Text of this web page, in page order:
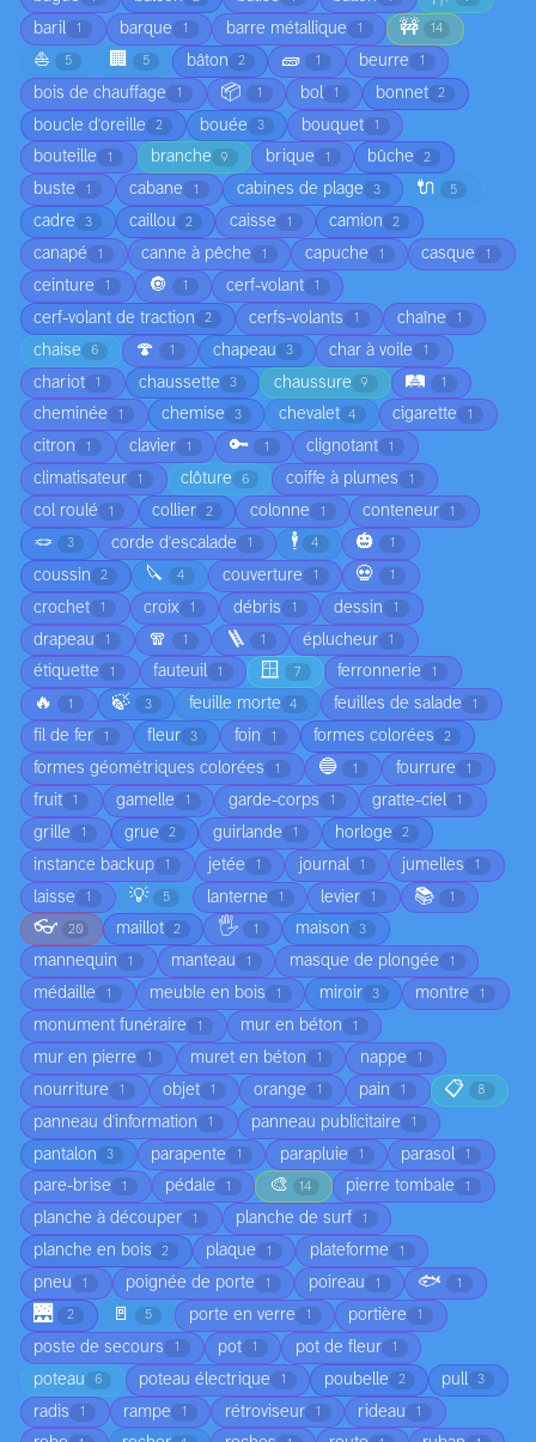
baril 1 barque 1 barre métallique 1 🚧 14
⛵ 5 🏢 5 bâton 2 🧱 1 beurre 1
bois de chauffage 1 📦 1 bol 1 bonnet 2
boucle d'oreille 2 bouée 3 bouquet 1
bouteille 1 branche 9 brique 1 bûche 2
buste 1 cabane 1 cabines de plage 3 🔌 5
cadre 3 caillou 2 caisse 1 camion 2
canapé 1 canne à pêche 1 capuche 1 casque 1
ceinture 1 🔘 1 cerf-volant 1
cerf-volant de traction 2 cerfs-volants 1 chaîne 1
chaise 6 🍄 1 chapeau 3 char à voile 1
chariot 1 chaussette 3 chaussure 9 🛤️ 1
cheminée 1 chemise 3 chevalet 4 cigarette 1
citron 1 clavier 1 🔑 1 clignotant 1
climatisateur 1 clôture 6 coiffe à plumes 1
col roulé 1 collier 2 colonne 1 conteneur 1
🪢 3 corde d'escalade 1 🕴️ 4 🎃 1
coussin 2 🔪 4 couverture 1 💀 1
crochet 1 croix 1 débris 1 dessin 1
drapeau 1 🧣 1 🪜 1 éplucheur 1
étiquette 1 fauteuil 1 🪟 7 ferronnerie 1
🔥 1 🍃 3 feuille morte 4 feuilles de salade 1
fil de fer 1 fleur 3 foin 1 formes colorées 2
formes géométriques colorées 1 🔵 1 fourrure 1
fruit 1 gamelle 1 garde-corps 1 gratte-ciel 1
grille 1 grue 2 guirlande 1 horloge 2
instance backup 1 jetée 1 journal 1 jumelles 1
laisse 1 💡 5 lanterne 1 levier 1 📚 1
👓 20 maillot 2 🖐️ 1 maison 3
mannequin 1 manteau 1 masque de plongée 1
médaille 1 meuble en bois 1 miroir 3 montre 1
monument funéraire 1 mur en béton 1
mur en pierre 1 muret en béton 1 nappe 1
nourriture 1 objet 1 orange 1 pain 1 📋 8
panneau d'information 1 panneau publicitaire 1
pantalon 3 parapente 1 parapluie 1 parasol 1
pare-brise 1 pédale 1 🎨 14 pierre tombale 1
planche à découper 1 planche de surf 1
planche en bois 2 plaque 1 plateforme 1
pneu 1 poignée de porte 1 poireau 1 🐟 1
🌉 2 🚪 5 porte en verre 1 portière 1
poste de secours 1 pot 1 pot de fleur 1
poteau 6 poteau électrique 1 poubelle 2 pull 3
radis 1 rampe 1 rétroviseur 1 rideau 1